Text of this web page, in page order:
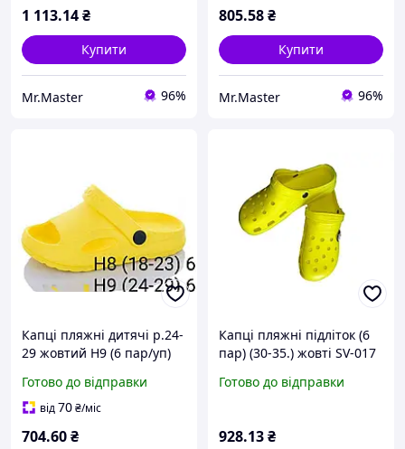
1 113.14₴
Купити
Mr.Master 96%
805.58₴
Купити
Mr.Master 96%
Капці пляжні дитячі р.24-
29 жовтий H9 (6 пар/уп)
Готово до відправки
від70₴/міс
704.60₴
Капці пляжні підліток (6
пар) (30-35.) жовті SV-017
Готово до відправки
928.13₴